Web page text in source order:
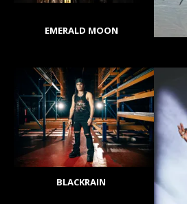
EMERALD MOON
BLACKRAIN